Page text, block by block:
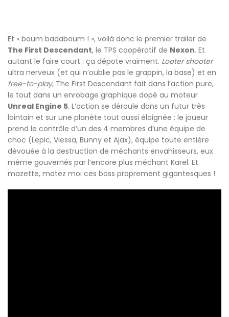
Et « boum badaboum ! », voilà donc le premier trailer de
The First Descendant, le TPS coopératif de Nexon. Et
autant le faire court : ça dépote vraiment. Looter shooter
ultra nerveux (et qui n’oublie pas le grappin, la base) et en
free-to-play, The First Descendant fait dans l’action pure,
le tout dans un enrobage graphique dopé au moteur
Unreal Engine 5. L’action se déroule dans un futur très
lointain et sur une planète tout aussi éloignée : le joueur
prend le contrôle d’un des 4 membres d’une équipe de
choc (Lepic, Viessa, Bunny et Ajax), équipe toute entière
dévouée à la destruction de méchants envahisseurs, eux
même gouvernés par l’encore plus méchant Karel. Et
mazette, matez moi ces boss proprement gigantesques !